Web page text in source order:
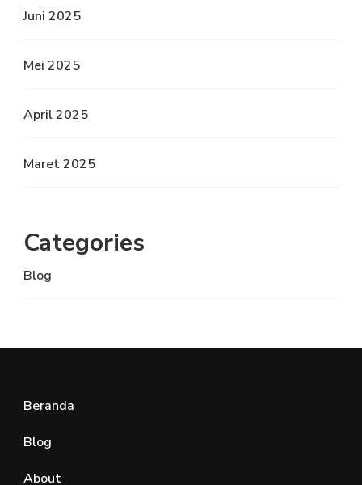
Juni 2025
Mei 2025
April 2025
Maret 2025
Categories
Blog
Beranda
Blog
About